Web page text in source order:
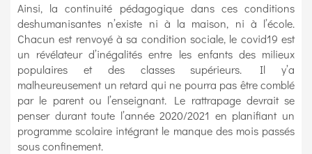
Ainsi, la continuité pédagogique dans ces conditions
deshumanisantes n’existe ni à la maison, ni à l’école.
Chacun est renvoyé à sa condition sociale, le covid19 est
un révélateur d’inégalités entre les enfants des milieux
populaires et des classes supérieurs. Il y’a
malheureusement un retard qui ne pourra pas être comblé
par le parent ou l’enseignant. Le rattrapage devrait se
penser durant toute l’année 2020/2021 en planifiant un
programme scolaire intégrant le manque des mois passés
sous confinement.